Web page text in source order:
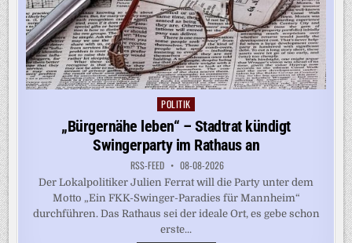
Posted
POLITIK
„Bürgernähe leben“ – Stadtrat kündigt
Swingerparty im Rathaus an
RSS-FEED 08-08-2026
Der Lokalpolitiker Julien Ferrat will die Party unter dem
Motto „Ein FKK-Swinger-Paradies für Mannheim“
durchführen. Das Rathaus sei der ideale Ort, es gebe schon
erste...